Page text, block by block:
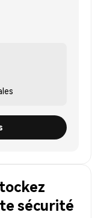
sécurité